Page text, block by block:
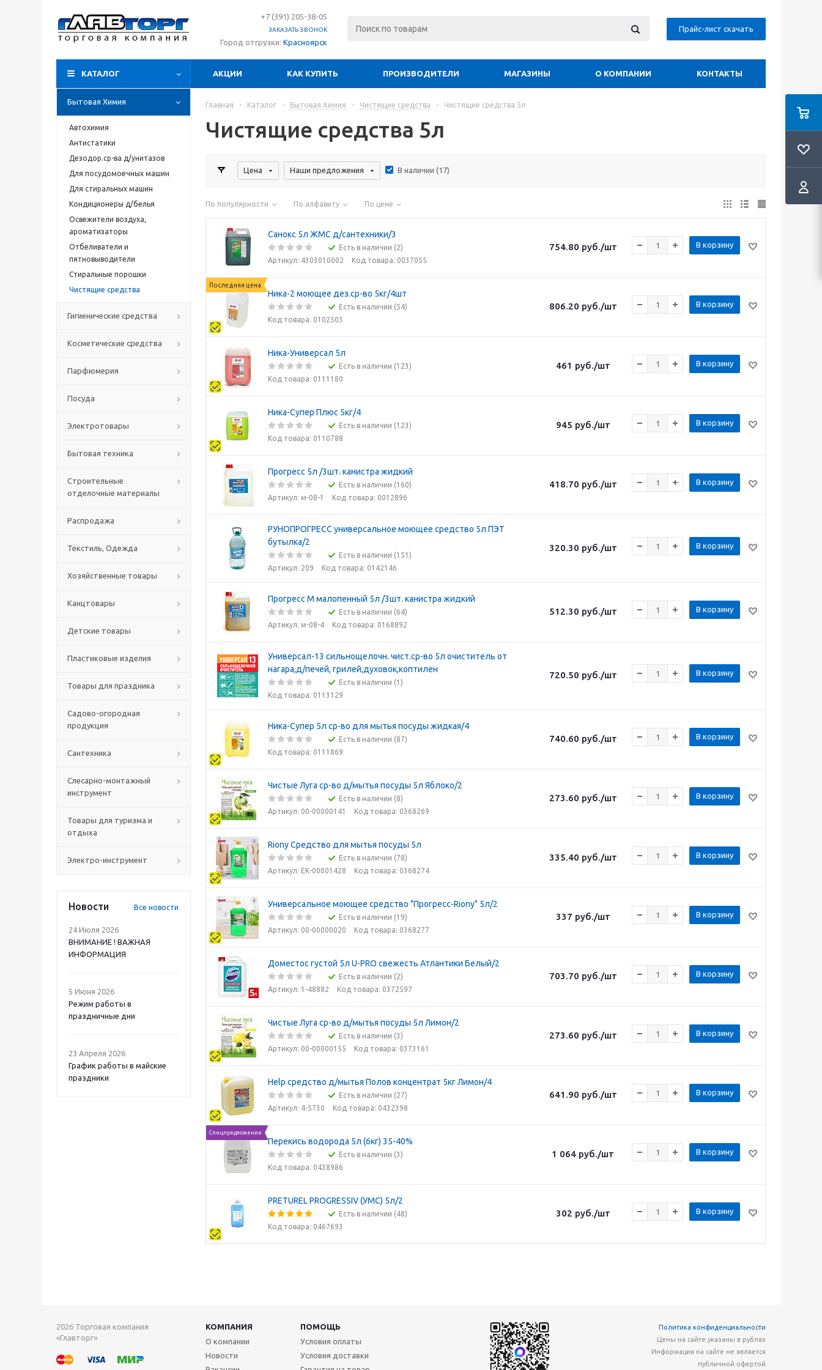
+7 (391) 205-38-05
ЗАКАЗАТЬ ЗВОНОК
Город отгрузки: Красноярск
Прайс-лист скачать
КАТАЛОГ АКЦИИ КАК КУПИТЬ ПРОИЗВОДИТЕЛИ МАГАЗИНЫ О КОМПАНИИ КОНТАКТЫ
Бытовая Химия
Автохимия
Антистатики
Дезодор.ср-ва д/унитазов
Для посудомоечных машин
Для стиральных машин
Кондиционеры д/белья
Освежители воздуха,
ароматизаторы
Отбеливатели и
пятновыводители
Стиральные порошки
Чистящие средства
Гигиенические средства
Косметические средства
Парфюмерия
Посуда
Электротовары
Бытовая техника
Строительные
отделочные материалы
Распродажа
Текстиль, Одежда
Хозяйственные товары
Канцтовары
Детские товары
Пластиковые изделия
Товары для праздника
Садово-огородная
продукция
Сантехника
Слесарно-монтажный
инструмент
Товары для туризма и
отдыха
Электро-инструмент
Новости Все новости
24 Июля 2026
ВНИМАНИЕ ! ВАЖНАЯ
ИНФОРМАЦИЯ
5 Июня 2026
Режим работы в
праздничные дни
23 Апреля 2026
График работы в майские
праздники
Главная - Каталог - Бытовая Химия - Чистящие средства - Чистящие средства 5л
Чистящие средства 5л
Цена Наши предложения В наличии (17)
По популярности По алфавиту По цене
Санокс 5л ЖМС д/сантехники/3
Есть в наличии (2)
Артикул: 4303010002
Код товара: 0037055
754.80 руб./шт В корзину
Последняя цена
Ника-2 моющее дез.ср-во 5кг/4шт
Есть в наличии (54)
Код товара: 0102503
806.20 руб./шт В корзину
Ника-Универсал 5л
Есть в наличии (123)
Код товара: 0111180
461 руб./шт В корзину
Ника-Супер Плюс 5кг/4
Есть в наличии (123)
Код товара: 0110788
945 руб./шт В корзину
Прогресс 5л /3шт. канистра жидкий
Есть в наличии (160)
Артикул: м-08-1
Код товара: 0012896
418.70 руб./шт В корзину
РУНОПРОГРЕСС универсальное моющее средство 5л ПЭТ
бутылка/2
Есть в наличии (151)
Артикул: 209
Код товара: 0142146
320.30 руб./шт В корзину
Прогресс М малопенный 5л /3шт. канистра жидкий
Есть в наличии (64)
Артикул: м-08-4
Код товара: 0168892
512.30 руб./шт В корзину
Универсал-13 сильнощелочн. чист.ср-во 5л очиститель от
нагара,д/печей, грилей,духовок,коптилен
Есть в наличии (1)
Код товара: 0113129
720.50 руб./шт В корзину
Ника-Супер 5л ср-во для мытья посуды жидкая/4
Есть в наличии (87)
Код товара: 0111869
740.60 руб./шт В корзину
Чистые Луга ср-во д/мытья посуды 5л Яблоко/2
Есть в наличии (8)
Артикул: 00-00000141
Код товара: 0368269
273.60 руб./шт В корзину
Riony Средство для мытья посуды 5л
Есть в наличии (78)
Артикул: ЕК-00001428
Код товара: 0368274
335.40 руб./шт В корзину
Универсальное моющее средство "Прогресс-Riony" 5л/2
Есть в наличии (19)
Артикул: 00-00000020
Код товара: 0368277
337 руб./шт В корзину
Доместос густой 5л U-PRO свежесть Атлантики Белый/2
Есть в наличии (2)
Артикул: 1-48882
Код товара: 0372597
703.70 руб./шт В корзину
Чистые Луга ср-во д/мытья посуды 5л Лимон/2
Есть в наличии (3)
Артикул: 00-00000155
Код товара: 0373161
273.60 руб./шт В корзину
Help средство д/мытья Полов концентрат 5кг Лимон/4
Есть в наличии (27)
Артикул: 4-5730
Код товара: 0432398
641.90 руб./шт В корзину
Спецпредложение
Перекись водорода 5л (6кг) 35-40%
Есть в наличии (3)
Код товара: 0438986
1 064 руб./шт В корзину
PRETUREL PROGRESSIV (УМС) 5л/2
Есть в наличии (48)
Код товара: 0467693
302 руб./шт В корзину
2026 Торговая компания
«Главторг»
КОМПАНИЯ
ПОМОЩЬ
О компании
Новости
Условия оплаты
Условия доставки
Политика конфиденциальности
Цены на сайте указаны в рублях
Информация на сайте не является
публичной офертой